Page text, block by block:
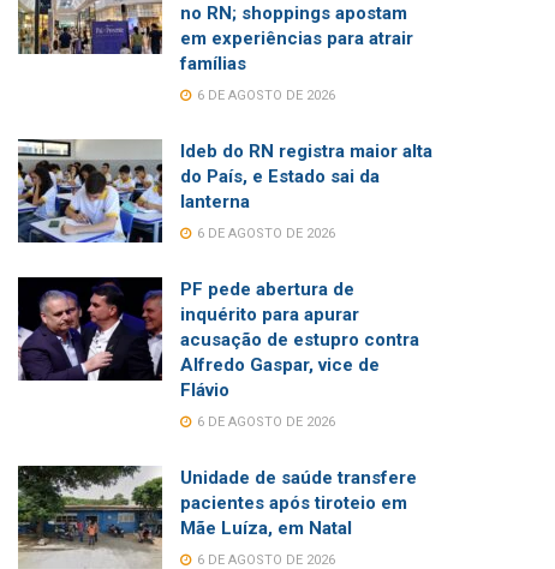
no RN; shoppings apostam
em experiências para atrair
famílias
6 DE AGOSTO DE 2026
Ideb do RN registra maior alta
do País, e Estado sai da
lanterna
6 DE AGOSTO DE 2026
PF pede abertura de
inquérito para apurar
acusação de estupro contra
Alfredo Gaspar, vice de
Flávio
6 DE AGOSTO DE 2026
Unidade de saúde transfere
pacientes após tiroteio em
Mãe Luíza, em Natal
6 DE AGOSTO DE 2026